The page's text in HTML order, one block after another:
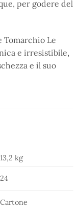
per godere del
Tomarchio Le
e irresistibile,
e il suo
13,2 kg
24
Cartone